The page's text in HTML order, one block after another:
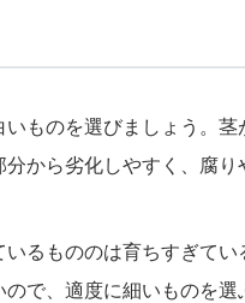
ものを選びましょう。
から劣化しやすく、腐り
るもののは育ちすぎて
で、適度に細いものを選